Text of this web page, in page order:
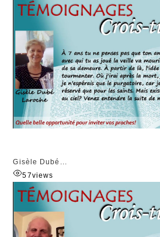
Gisèle Dubé...
57views